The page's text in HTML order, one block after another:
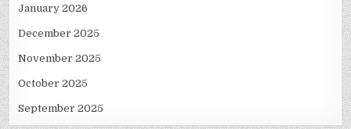
January 2026
December 2025
November 2025
October 2025
September 2025